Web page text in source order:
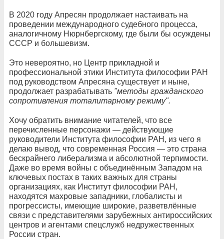
В 2020 году Апресян продолжает настаивать на
проведении международного судебного процесса,
аналогичному Нюрнбергскому, где были бы осуждены
СССР и большевизм.
Это невероятно, но Центр прикладной и
профессиональной этики Института философии РАН
под руководством Апресяна существует и ныне,
продолжает разрабатывать "методы гражданского
сопротивления тоталитарному режиму".
Хочу обратить внимание читателей, что все
перечисленные персонажи — действующие
руководители Института философии РАН, из чего я
делаю вывод, что современная Россия — это страна
бескрайнего либерализма и абсолютной терпимости.
Даже во время войны с объединённым Западом на
ключевых постах в таких важных для страны
организациях, как Институт философии РАН,
находятся махровые западники, глобалисты и
прогрессисты, имеющие широкие, разветвлённые
связи с представителями зарубежных антироссийских
центров и агентами спецслужб недружественных
России стран.